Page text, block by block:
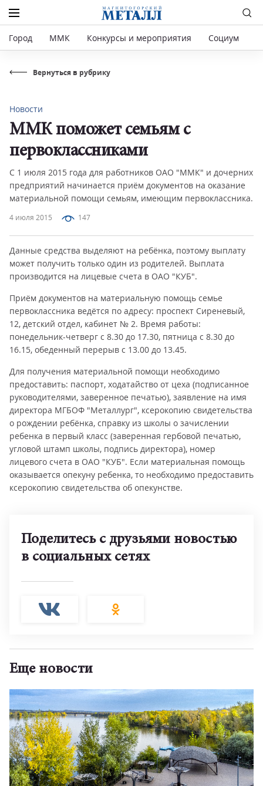
Город ММК Конкурсы и мероприятия Социум
Вернуться в рубрику
4 июля 2015 147
Новости
ММК поможет семьям с
первоклассниками
С 1 июля 2015 года для работников ОАО "ММК" и дочерних
предприятий начинается приём документов на оказание
материальной помощи семьям, имеющим первоклассника.
Данные средства выделяют на ребёнка, поэтому выплату
может получить только один из родителей. Выплата
производится на лицевые счета в ОАО "КУБ".
Приём документов на материальную помощь семье
первоклассника ведётся по адресу: проспект Сиреневый,
12, детский отдел, кабинет № 2. Время работы:
понедельник-четверг с 8.30 до 17.30, пятница с 8.30 до
16.15, обеденный перерыв с 13.00 до 13.45.
Для получения материальной помощи необходимо
предоставить: паспорт, ходатайство от цеха (подписанное
руководителями, заверенное печатью), заявление на имя
директора МГБОФ "Металлург", ксерокопию свидетельства
о рождении ребёнка, справку из школы о зачислении
ребенка в первый класс (заверенная гербовой печатью,
угловой штамп школы, подпись директора), номер
лицевого счета в ОАО "КУБ". Если материальная помощь
оказывается опекуну ребенка, то необходимо предоставить
ксерокопию свидетельства об опекунстве.
Поделитесь с друзьями новостью
в социальных сетях
Еще новости